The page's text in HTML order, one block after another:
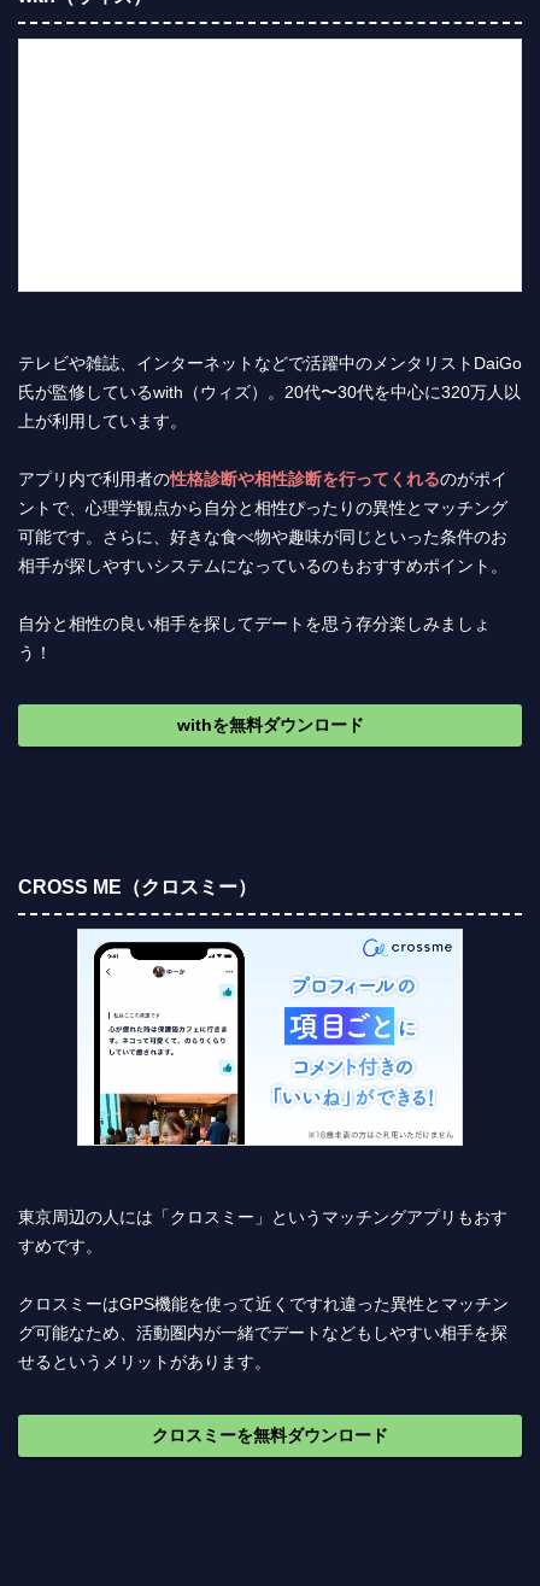
テレビや雑誌、インターネットなどで活躍中のメンタリストDaiGo
氏が監修しているwith（ウィズ）。20代〜30代を中心に320万人以
上が利用しています。
アプリ内で利用者の性格診断や相性診断を行ってくれるのがポイ
ントで、心理学観点から自分と相性ぴったりの異性とマッチング
可能です。さらに、好きな食べ物や趣味が同じといった条件のお
相手が探しやすいシステムになっているのもおすすめポイント。
自分と相性の良い相手を探してデートを思う存分楽しみましょ
う！
withを無料ダウンロード
CROSS ME（クロスミー）
東京周辺の人には「クロスミー」というマッチングアプリもおす
すめです。
クロスミーはGPS機能を使って近くですれ違った異性とマッチン
グ可能なため、活動圏内が一緒でデートなどもしやすい相手を探
せるというメリットがあります。
クロスミーを無料ダウンロード